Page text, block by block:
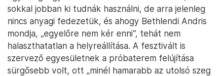
sokkal jobban ki tudnák használni, de arra jelenleg
nincs anyagi fedezetük, és ahogy Bethlendi Andris
mondja, „egyelőre nem kér enni”, tehát nem
halaszthatatlan a helyreállítása. A fesztivált is
szervező egyesületnek a próbaterem felújítása
sürgősebb volt, ott „minél hamarabb az utolsó szeg